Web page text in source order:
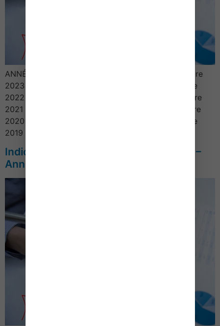
ANNÉE TAUX 2d semestre 2023 3,37 % 1er semestre
2023 3,14 % 2d semestre 2022 2,51 % 1er semestre
2022 1,325 % 2d semestre 2021 0,27 % 1er semestre
2021 0,2 % 2d semestre 2020 – 0,02 % 1er semestre
2020 0,20 % 2d semestre 2019 0,12 % 1er semestre
2019 0,62 % 2d semestre […]
Indice des prix des logements anciens –
Année 2023